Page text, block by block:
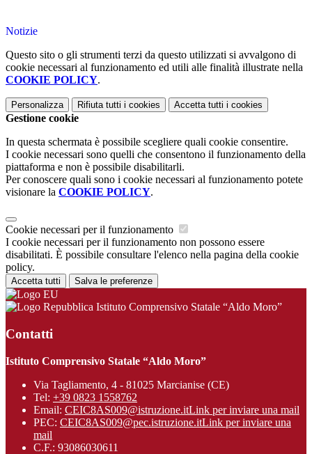
Notizie
Questo sito o gli strumenti terzi da questo utilizzati si avvalgono di
cookie necessari al funzionamento ed utili alle finalità illustrate nella
COOKIE POLICY.
Personalizza Rifiuta tutti i cookies Accetta tutti i cookies
Gestione cookie
In questa schermata è possibile scegliere quali cookie consentire.
I cookie necessari sono quelli che consentono il funzionamento della
piattaforma e non è possibile disabilitarli.
Per conoscere quali sono i cookie necessari al funzionamento potete
visionare la COOKIE POLICY.
Cookie necessari per il funzionamento
I cookie necessari per il funzionamento non possono essere
disabilitati. È possibile consultare l'elenco nella pagina della cookie
policy.
Accetta tutti Salva le preferenze
Istituto Comprensivo Statale “Aldo Moro”
Contatti
Istituto Comprensivo Statale “Aldo Moro”
Via Tagliamento, 4 - 81025 Marcianise (CE)
Tel: +39 0823 1558762
Email: CEIC8AS009@istruzione.itLink per inviare una mail
PEC: CEIC8AS009@pec.istruzione.itLink per inviare una
mail
C.F.: 93086030611